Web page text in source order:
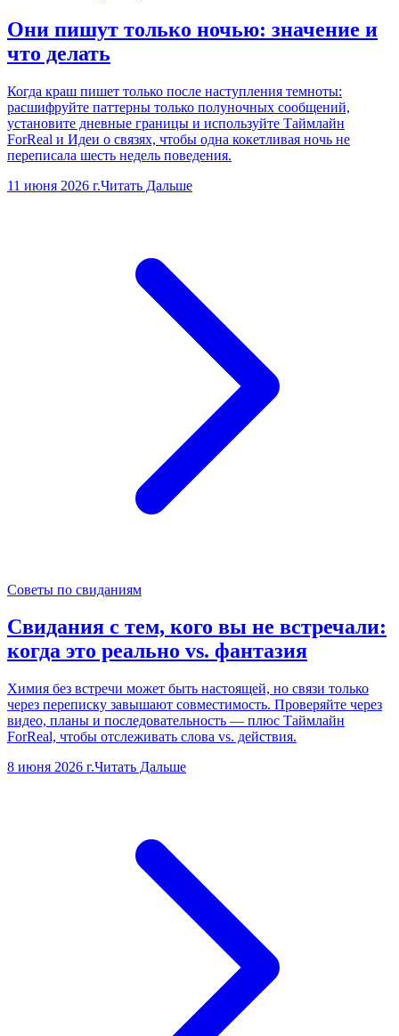
Они пишут только ночью: значение и
что делать
Когда краш пишет только после наступления темноты:
расшифруйте паттерны только полуночных сообщений,
установите дневные границы и используйте Таймлайн
ForReal и Идеи о связях, чтобы одна кокетливая ночь не
переписала шесть недель поведения.
11 июня 2026 г.Читать Дальше
Советы по свиданиям
Свидания с тем, кого вы не встречали:
когда это реально vs. фантазия
Химия без встречи может быть настоящей, но связи только
через переписку завышают совместимость. Проверяйте через
видео, планы и последовательность — плюс Таймлайн
ForReal, чтобы отслеживать слова vs. действия.
8 июня 2026 г.Читать Дальше